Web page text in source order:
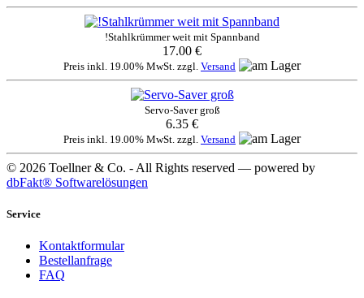
!Stahlkrümmer weit mit Spannband
17.00 €
Preis inkl. 19.00% MwSt. zzgl. Versand
Servo-Saver groß
6.35 €
Preis inkl. 19.00% MwSt. zzgl. Versand
© 2026 Toellner & Co. - All Rights reserved — powered by
dbFakt® Softwarelösungen
Service
Kontaktformular
Bestellanfrage
FAQ